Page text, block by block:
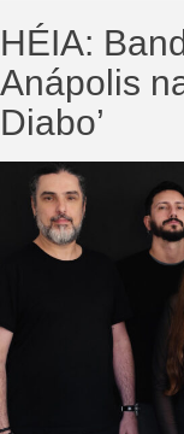
HÉIA:
Anápolis
Diabo’